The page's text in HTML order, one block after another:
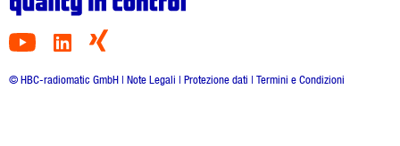
© HBC-radiomatic GmbH | Note Legali | Protezione dati | Termini e Condizioni